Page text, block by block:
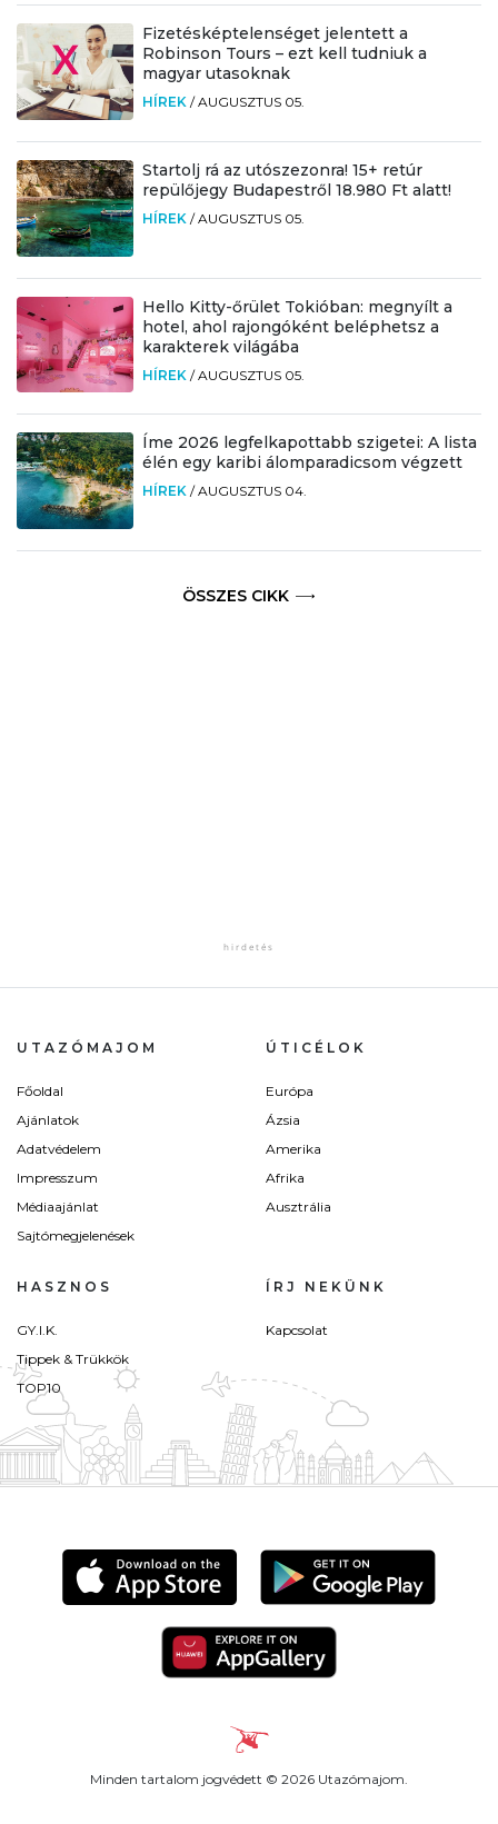
Fizetésképtelenséget jelentett a
Robinson Tours – ezt kell tudniuk a
magyar utasoknak
HÍREK /AUGUSZTUS 05.
Startolj rá az utószezonra! 15+ retúr
repülőjegy Budapestről 18.980 Ft alatt!
HÍREK /AUGUSZTUS 05.
Hello Kitty-őrület Tokióban: megnyílt a
hotel, ahol rajongóként beléphetsz a
karakterek világába
HÍREK /AUGUSZTUS 05.
Íme 2026 legfelkapottabb szigetei: A lista
élén egy karibi álomparadicsom végzett
HÍREK /AUGUSZTUS 04.
ÖSSZES CIKK
UTAZÓMAJOM
Főoldal
Ajánlatok
Adatvédelem
Impresszum
Médiaajánlat
Sajtómegjelenések
ÚTICÉLOK
Európa
Ázsia
Amerika
Afrika
Ausztrália
HASZNOS
GY.I.K.
Tippek & Trükkök
TOP10
ÍRJ NEKÜNK
Kapcsolat
Minden tartalom jogvédett © 2026 Utazómajom.